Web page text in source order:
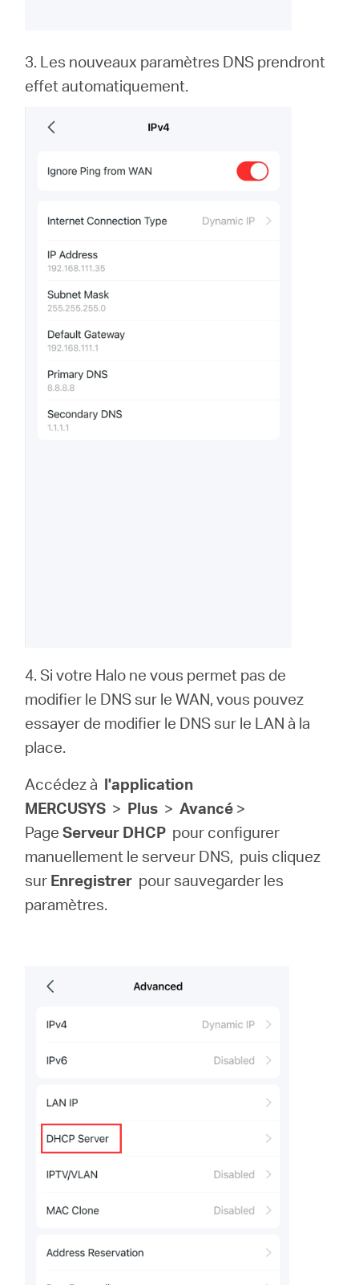
3. Les nouveaux paramètres DNS prendront
effet automatiquement.
4. Si votre Halo ne vous permet pas de
modifier le DNS sur le WAN, vous pouvez
essayer de modifier le DNS sur le LAN à la
place.
Accédez à l'application
MERCUSYS > Plus >Avancé >
PageServeur DHCP pour configurer
manuellement le serveur DNS, puis cliquez
sur Enregistrer pour sauvegarder les
paramètres.